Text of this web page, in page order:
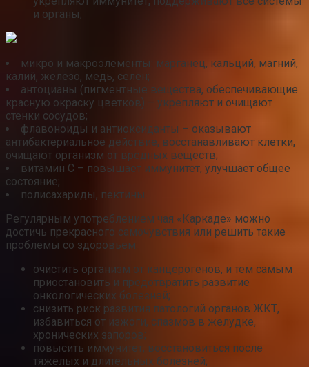
и органы;
микро и макроэлементы: марганец, кальций, магний,
калий, железо, медь, селен;
антоцианы (пигментные вещества, обеспечивающие
красную окраску цветков) – укрепляют и очищают
стенки сосудов;
флавоноиды и антиоксиданты – оказывают
антибактериальное действие, восстанавливают клетки,
очищают организм от вредных веществ;
витамин С – повышает иммунитет, улучшает общее
состояние;
полисахариды, пектины.
Регулярным употреблением чая «Каркаде» можно
достичь прекрасного самочувствия или решить такие
проблемы со здоровьем:
очистить организм от канцерогенов, и тем самым
приостановить и предотвратить развитие
онкологических болезней;
снизить риск развития патологий органов ЖКТ,
избавиться от изжоги, спазмов в желудке,
хронических запоров;
повысить иммунитет, восстановиться после
тяжелых и длительных болезней;